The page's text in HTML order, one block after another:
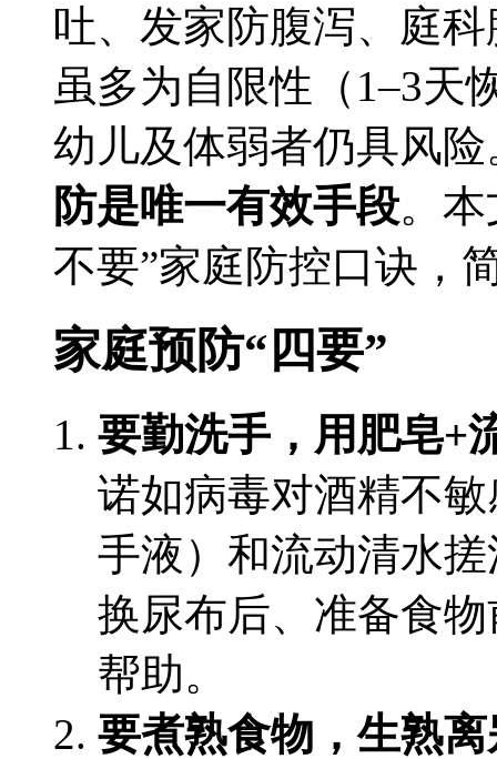
吐、发家防腹泻、庭
虽多为自限性（1–3天
幼儿及体弱者仍具风
防是唯一有效手段。
不要”家庭防控口诀，
家庭预防“四要”
要勤洗手，用肥皂+
诺如病毒对酒精不
手液）和流动清水
换尿布后、准备食
帮助。
要煮熟食物，生熟离